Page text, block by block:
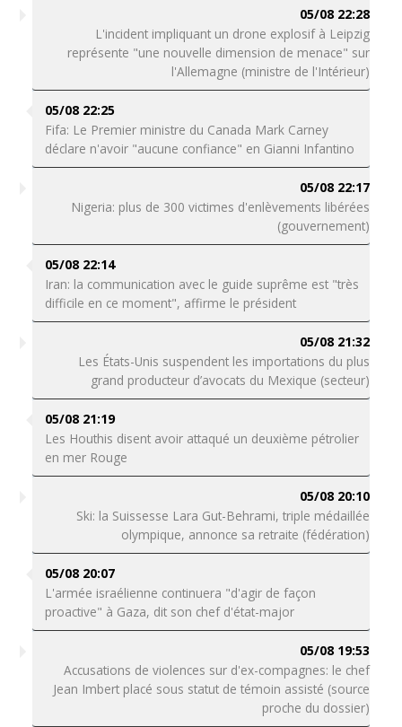
05/08 22:28
L'incident impliquant un drone explosif à Leipzig
représente "une nouvelle dimension de menace" sur
l'Allemagne (ministre de l'Intérieur)
05/08 22:25
Fifa: Le Premier ministre du Canada Mark Carney
déclare n'avoir "aucune confiance" en Gianni Infantino
05/08 22:17
Nigeria: plus de 300 victimes d'enlèvements libérées
(gouvernement)
05/08 22:14
Iran: la communication avec le guide suprême est "très
difficile en ce moment", affirme le président
05/08 21:32
Les États-Unis suspendent les importations du plus
grand producteur d’avocats du Mexique (secteur)
05/08 21:19
Les Houthis disent avoir attaqué un deuxième pétrolier
en mer Rouge
05/08 20:10
Ski: la Suissesse Lara Gut-Behrami, triple médaillée
olympique, annonce sa retraite (fédération)
05/08 20:07
L'armée israélienne continuera "d'agir de façon
proactive" à Gaza, dit son chef d'état-major
05/08 19:53
Accusations de violences sur d'ex-compagnes: le chef
Jean Imbert placé sous statut de témoin assisté (source
proche du dossier)